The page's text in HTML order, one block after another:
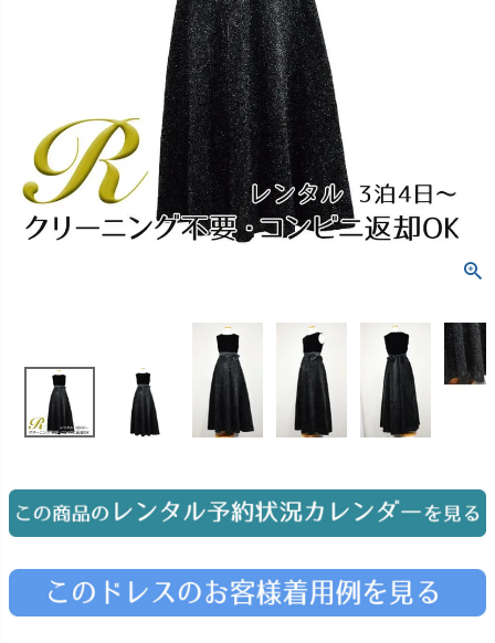
アウター
インナー・パニエ アクセサリー
ジュエリー 音楽雑貨
Graduation & Entrance
卒業式・入学式
きちんと感のあるフォーマル
Shichi-Go-San
七五三
3歳・5歳・7歳の晴れの日
汚れ・キズ・破損の補償
ご購入・サポート
07 販売・共通のご案内
品質・返品・お手入れ
08 送料・お支払い
送料・決済方法
店舗を予約する →
Photography
Angel's Photo Studio
予約 Web または お電話
特典 ヘアメイク・着付け